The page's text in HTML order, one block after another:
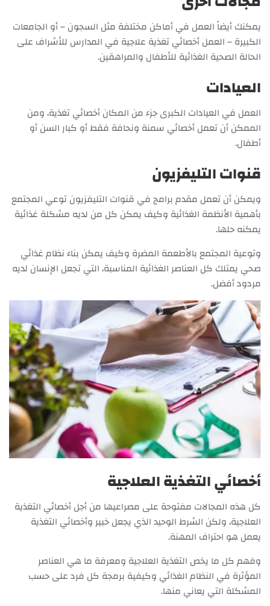
يمكنك أيضاً العمل في أماكن مختلفة مثل السجون – أو الجامعات
الكبيرة – العمل أخصائي تغذية علاجية في المدارس للأشراف على
الحالة الصحية الغذائية للأطفال والمراهقين.
العيادات
العمل في العيادات الكبرى جزء من المكان أخصائي تغذية، ومن
الممكن أن تعمل أخصائي سمنة ونحافة فقط أو كبار السن أو
أطفال.
قنوات التليفزيون
ويمكن أن تعمل مقدم برامج في قنوات التليفزيون توعي المجتمع
بأهمية الأنظمة الغذائية وكيف يمكن كل من لديه مشكلة غذائية
يمكنه حلها.
وتوعية المجتمع بالأطعمة المضرة وكيف يمكن بناء نظام غذائي
صحي يمتلك كل العناصر الغذائية المناسبة، التي تجعل الإنسان لديه
مردود أفضل.
أخصائي التغذية العلاجية
كل هذه المجالات مفتوحة على مصراعيها من أجل أخصائي التغذية
العلاجية، ولكن الشرط الوحيد الذي يجعل خبير وأخصائي التغذية
يعمل هو احتراف المهنة.
وفهم كل ما يخص التغذية العلاجية ومعرفة ما هي العناصر
المؤثرة في النظام الغذائي وكيفية برمجة كل فرد على حسب
المشكلة التي يعاني منها.